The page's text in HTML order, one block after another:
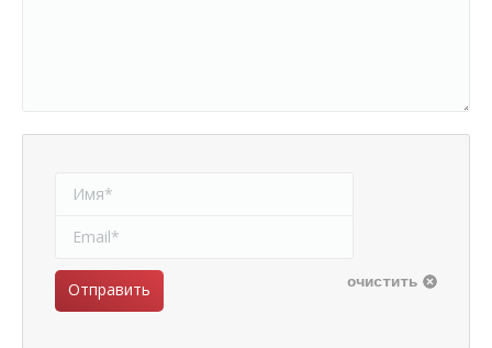
Имя *
Email *
очистить
Отправить